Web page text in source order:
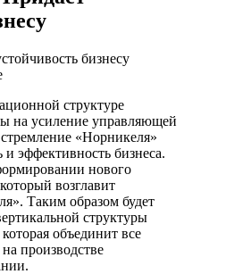
структуре
на усиление управляющей
«Норникеля»
эффективность бизнеса.
нового
возглавит
Таким образом будет
структуры
объединит все
производстве